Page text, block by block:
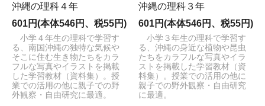
沖縄の理科４年
601円(本体546円、税55円)
小学４年生の理科で学習す
る、南国沖縄の独特な気候や
そこに住む生き物たちをカラ
フルな写真やイラストを掲載
した学習教材（資料集）。授
業での活用の他に親子での野
外観察・自由研究に最適。
沖縄の理科３年
601円(本体546円、税55円)
小学３年生の理科で学習す
る、沖縄の身近な植物や昆虫
たちをカラフルな写真やイラ
ストを掲載した学習教材（資
料集）。授業での活用の他に
親子での野外観察・自由研究
に最適。